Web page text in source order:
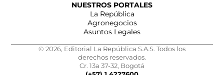
NUESTROS PORTALES
La República
Agronegocios
Asuntos Legales
© 2026, Editorial La República S.A.S. Todos los
derechos reservados.
Cr. 13a 37-32, Bogotá